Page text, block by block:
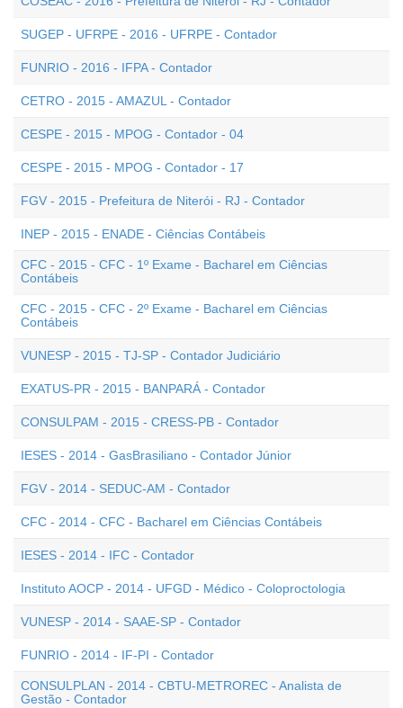
SUGEP - UFRPE - 2016 - UFRPE - Contador
FUNRIO - 2016 - IFPA - Contador
CETRO - 2015 - AMAZUL - Contador
CESPE - 2015 - MPOG - Contador - 04
CESPE - 2015 - MPOG - Contador - 17
FGV - 2015 - Prefeitura de Niterói - RJ - Contador
INEP - 2015 - ENADE - Ciências Contábeis
CFC - 2015 - CFC - 1º Exame - Bacharel em Ciências
Contábeis
CFC - 2015 - CFC - 2º Exame - Bacharel em Ciências
Contábeis
VUNESP - 2015 - TJ-SP - Contador Judiciário
EXATUS-PR - 2015 - BANPARÁ - Contador
CONSULPAM - 2015 - CRESS-PB - Contador
IESES - 2014 - GasBrasiliano - Contador Júnior
FGV - 2014 - SEDUC-AM - Contador
CFC - 2014 - CFC - Bacharel em Ciências Contábeis
IESES - 2014 - IFC - Contador
Instituto AOCP - 2014 - UFGD - Médico - Coloproctologia
VUNESP - 2014 - SAAE-SP - Contador
FUNRIO - 2014 - IF-PI - Contador
CONSULPLAN - 2014 - CBTU-METROREC - Analista de
Gestão - Contador